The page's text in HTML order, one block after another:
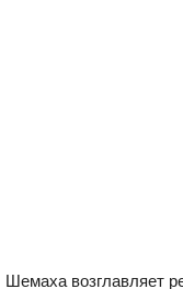
Шемаха возглавляет